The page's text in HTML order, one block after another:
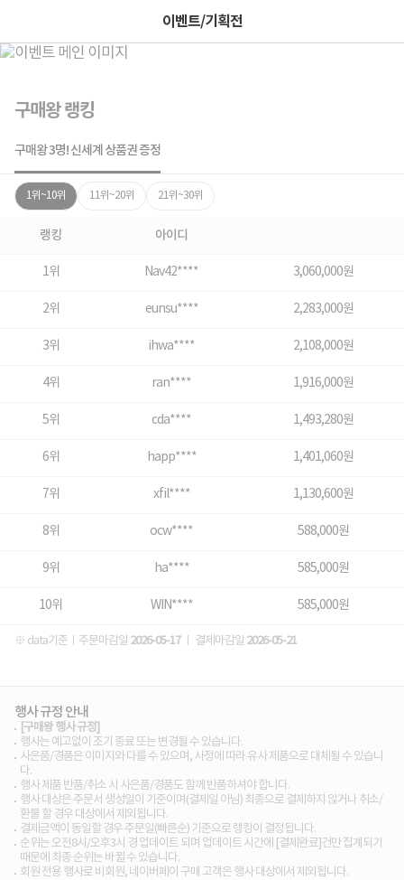
이벤트/기획전
구매왕 랭킹
구매왕 3명! 신세계 상품권 증정
1위~10위 11위~20위 21위~30위
랭킹 아이디
1위 Nav42**** 3,060,000원
2위 eunsu**** 2,283,000원
3위 ihwa**** 2,108,000원
4위 ran**** 1,916,000원
5위 cda**** 1,493,280원
6위 happ**** 1,401,060원
7위 xfil**** 1,130,600원
8위 ocw**** 588,000원
9위 ha**** 585,000원
10위 WIN**** 585,000원
※ data기준ㅣ주문마감일 2026-05-17ㅣ 결제마감일 2026-05-21
행사 규정 안내
[구매왕 행사 규정]
행사는 예고없이 조기 종료 또는 변경될 수 있습니다.
사은품/경품은 이미지와 다를 수 있으며, 사정에 따라 유사 제품으로 대체될 수 있습니
다.
행사 제품 반품/취소 시 사은품/경품도 함께 반품하셔야 합니다.
행사 대상은 주문서 생성일이 기준이며(결제일 아님) 최종으로 결제하지 않거나 취소/
환불 할 경우 대상에서 제외됩니다.
결제금액이 동일할 경우 주문일(빠른순) 기준으로 랭킹이 결정됩니다.
순위는 오전8시/오후3시 경 업데이트 되며 업데이트 시간에 [결제완료]건만 집계되기
때문에 최종 순위는 바뀔 수 있습니다.
회원 전용 행사로 비회원, 네이버페이 구매 고객은 행사 대상에서 제외됩니다.